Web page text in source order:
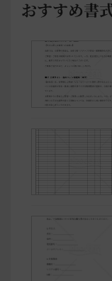
おすすめ書